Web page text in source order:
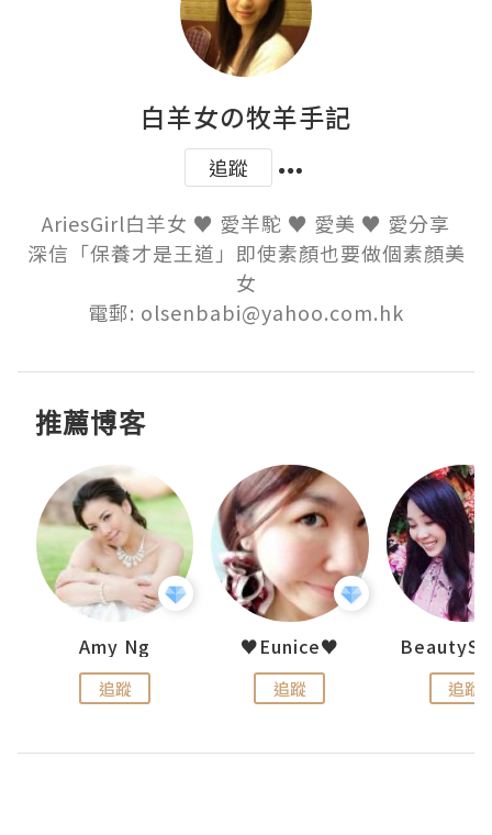
白羊女の牧羊手記
追蹤
AriesGirl白羊女 ♥ 愛羊駝 ♥ 愛美 ♥ 愛分享
深信「保養才是王道」即使素顏也要做個素顏美
女
推薦博客
Amy Ng
追蹤
♥Eunice♥
追蹤 追蹤